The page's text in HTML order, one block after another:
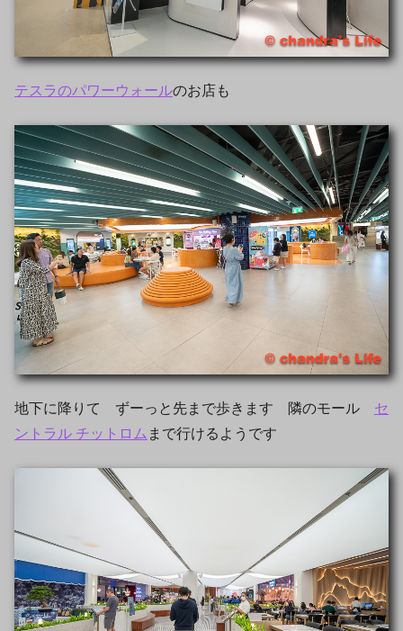
テスラのパワーウォールのお店も
地下に降りて ずーっと先まで歩きます 隣のモール セ
ントラル チットロム まで行けるようです